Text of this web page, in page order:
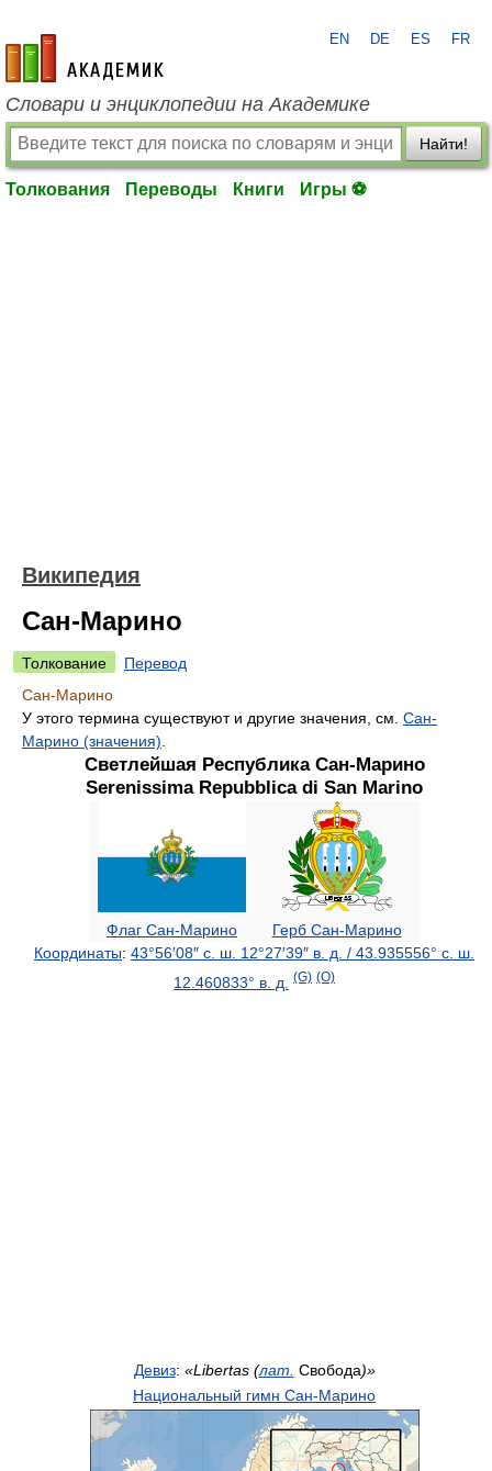
academic.ru
EN DE ES FR
Словари и энциклопедии на Академике
Найти!
Толкования Переводы Книги Игры ⚽
Википедия
Сан-Марино
Толкование
Перевод
Сан-Марино
У этого термина существуют и другие значения, см. Сан-
Марино (значения)
Светлейшая Республика Сан-Марино
Serenissima Repubblica di San Marino
Флаг Сан-Марино
Герб Сан-Марино
Координаты: 43°56′08″ с. ш. 12°27′39″ в. д. / 43.935556° с. ш.
12.460833° в. д.
(G) (O)
Девиз: «Libertas (лат. Свобода)»
Национальный гимн Сан-Марино